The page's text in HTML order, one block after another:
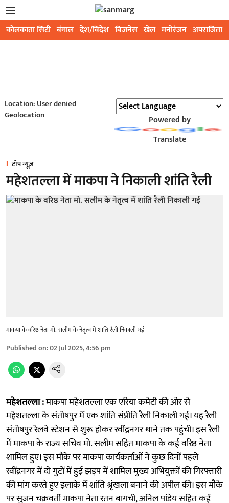
कोलकाता सिटी बंगाल देश/विदेश बिजनेस खेल मनोरंजन अपराजिता
Location: User denied
Geolocation
Powered by
Translate
टॉप न्यूज़
महेशतल्ला में माकपा ने निकाली शांति रैली
माकपा के वरिष्ठ नेता मो. सलीम के नेतृत्व में शांति रैली निकाली गई
Published on:02 Jul 2025, 4:56 pm
महेशतल्ला :माकपा महेशतल्ला एक एरिया कमेटी की ओर से
महेशतल्ला के संतोषपुर में एक शांति संप्रीति रैली निकाली गई। यह रैली
संतोषपुर रेलवे स्टेशन से शुरू होकर रवींद्रनगर थाने तक पहुंची। इस रैली
में माकपा के राज्य सचिव मो. सलीम सहित माकपा के कई वरिष्ठ नेता
शामिल हुए। इस मौके पर माकपा कार्यकर्ताओं ने कुछ दिनों पहले
रवींद्रनगर में दो गुटों में हुई झड़प में शामिल मुख्य अभियुक्तों की गिरफ्तारी
की मांग करते हुए इलाके में शांति श्रृंखला बनाने की अपील की। इस मौके
पर सुजन चक्रवर्ती माकपा नेता रतन बागची, अनिल पांडेय सहित कई